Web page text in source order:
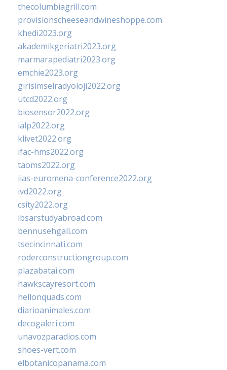
thecolumbiagrill.com
provisionscheeseandwineshoppe.com
khedi2023.org
akademikgeriatri2023.org
marmarapediatri2023.org
emchie2023.org
girisimselradyoloji2022.org
utcd2022.org
biosensor2022.org
ialp2022.org
klivet2022.org
ifac-hms2022.org
taoms2022.org
iias-euromena-conference2022.org
ivd2022.org
csity2022.org
ibsarstudyabroad.com
bennusehgall.com
tsecincinnati.com
roderconstructiongroup.com
plazabatai.com
hawkscayresort.com
hellonquads.com
diarioanimales.com
decogaleri.com
unavozparadios.com
shoes-vert.com
elbotanicopanama.com